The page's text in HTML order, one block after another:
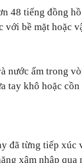
48 tiếng đồng
với bề mặt hoặc
nước ấm trong
tay khô hoặc
đã từng tiếp xúc
xâm nhập qua